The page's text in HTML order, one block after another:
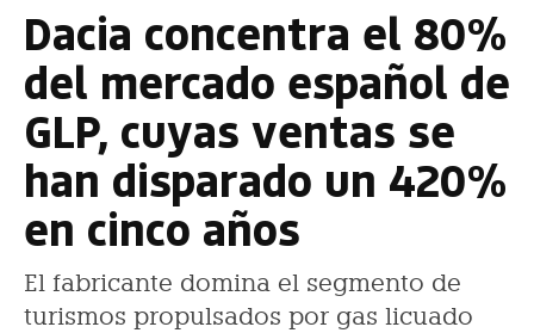
Dacia concentra el 80%
del mercado español de
GLP, cuyas ventas se
han disparado un 420%
en cinco años
El fabricante domina el segmento de
turismos propulsados por gas licuado